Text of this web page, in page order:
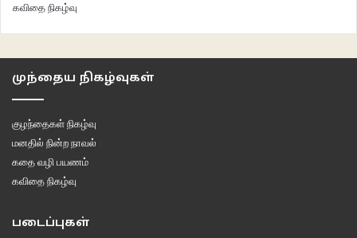
கவிதை நிகழ்வு
முந்தைய நிகழ்வுகள்
குழந்தைகள் நிகழ்வு
மனதில் நின்ற நாவல்
கதை வழி பயணம்
கவிதை நிகழ்வு
படைப்புகள்